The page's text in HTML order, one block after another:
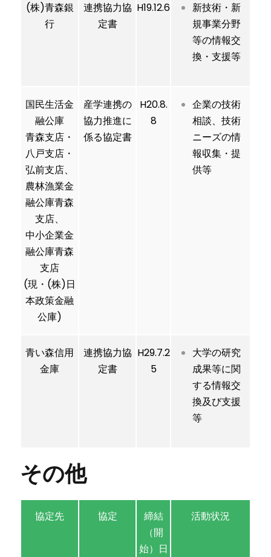
(株)青森銀
行
連携協力協
定書
H19.12.6
新技術・新
規事業分野
等の情報交
換・支援等
国民生活金
融公庫
青森支店・
八戸支店・
弘前支店、
農林漁業金
融公庫青森
支店、
中小企業金
融公庫青森
支店
(現・(株)日
本政策金融
公庫)
産学連携の
協力推進に
係る協定書
H20.8.
8
企業の技術
相談、技術
ニーズの情
報収集・提
供等
青い森信用
金庫
連携協力協
定書
H29.7.2
5
大学の研究
成果等に関
する情報交
換及び支援
等
その他
協定先 協定
締結
（開
始）日
活動状況